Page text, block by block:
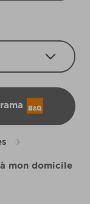
mon domicile